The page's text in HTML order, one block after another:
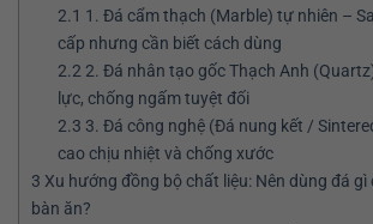
2.1 1. Đá cẩm thạch (Marble) tự nhiên –
cấp nhưng cần biết cách dùng
2.22. Đá nhân tạo gốc Thạch Anh
lực, chống ngấm tuyệt đối
2.3 3. Đá công nghệ (Đá nung kết /
cao chịu nhiệt và chống xước
3 Xu hướng đồng bộ chất liệu: Nên dùng đá gì
bàn ăn?